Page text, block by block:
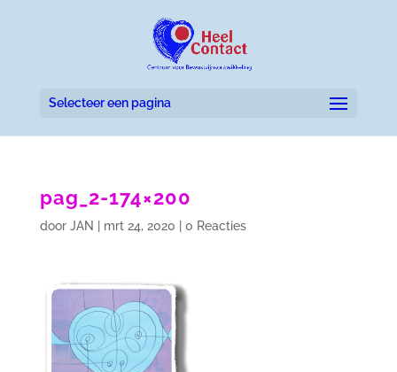
Selecteer een pagina
pag_2-174×200
door JAN mrt 24, 2020 0 Reacties